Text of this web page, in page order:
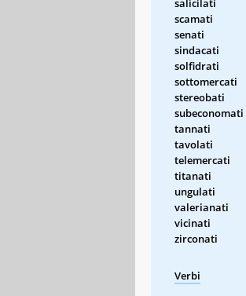
scamati
senati
sindacati
solfidrati
sottomercati
stereobati
subeconomati
tannati
tavolati
telemercati
titanati
ungulati
valerianati
vicinati
zirconati
Verbi